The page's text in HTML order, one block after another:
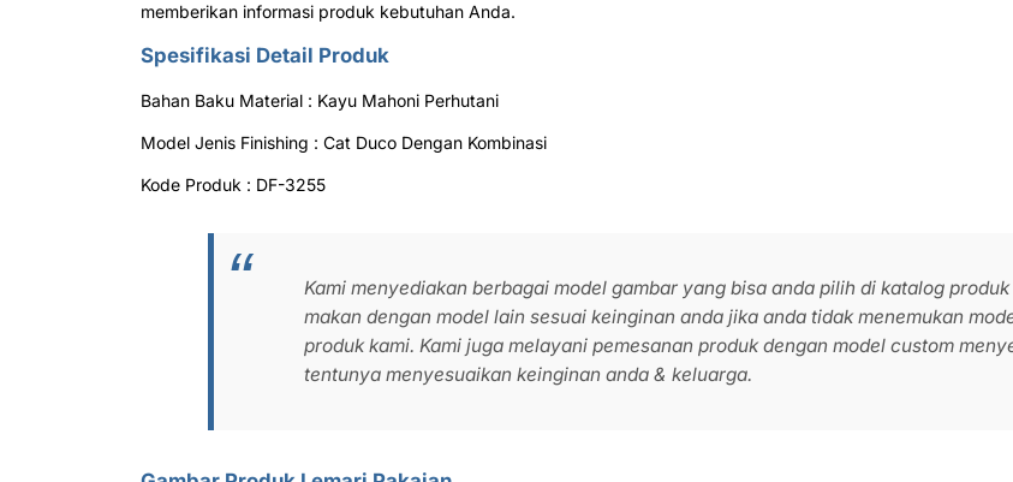
memberikan informasi produk kebutuhan Anda.
Spesifikasi Detail Produk
Bahan Baku Material : Kayu Mahoni Perhutani
Model Jenis Finishing : Cat Duco Dengan Kombinasi
Kode Produk : DF-3255
Kami menyediakan berbagai model gambar yang bisa anda pilih di katalog
makan dengan model lain sesuai keinginan anda jika anda tidak menemukan
produk kami. Kami juga melayani pemesanan produk dengan model custom
tentunya menyesuaikan keinginan anda & keluarga.